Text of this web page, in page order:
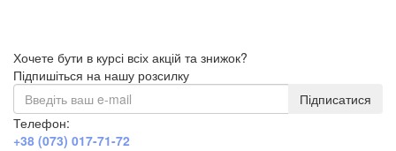
Хочете бути в курсі всіх акцій та знижок?
Підпишіться на нашу розсилку
Підписатися
Телефон:
+38 (073) 017-71-72